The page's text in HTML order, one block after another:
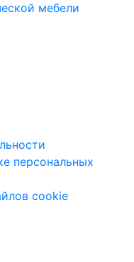
мебели
персональных
cookie